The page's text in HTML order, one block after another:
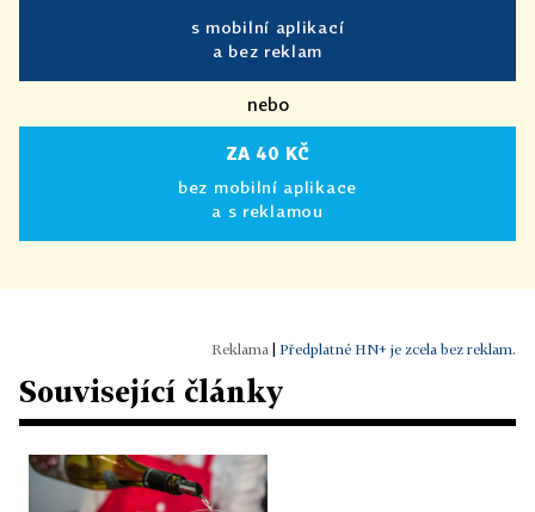
s mobilní aplikací
a bez reklam
nebo
ZA 40 KČ
bez mobilní aplikace
a s reklamou
Předplatné HN+ je zcela bez reklam.
Související články